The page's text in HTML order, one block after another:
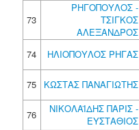
73
ΡΗΓΟΠΟΥΛΟΣ -
ΤΣΙΓΚΟΣ
ΑΛΕΞΑΝΔΡΟΣ
74 ΗΛΙΟΠΟΥΛΟΣ ΡΗΓΑΣ
75
ΚΩΣΤΑΣ ΠΑΝΑΓΙΩΤΗΣ
76
ΝΙΚΟΛΑΪΔΗΣ ΠΑΡΙΣ -
ΕΥΣΤΑΘΙΟΣ